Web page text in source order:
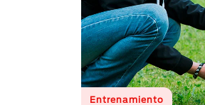
Entrenamiento